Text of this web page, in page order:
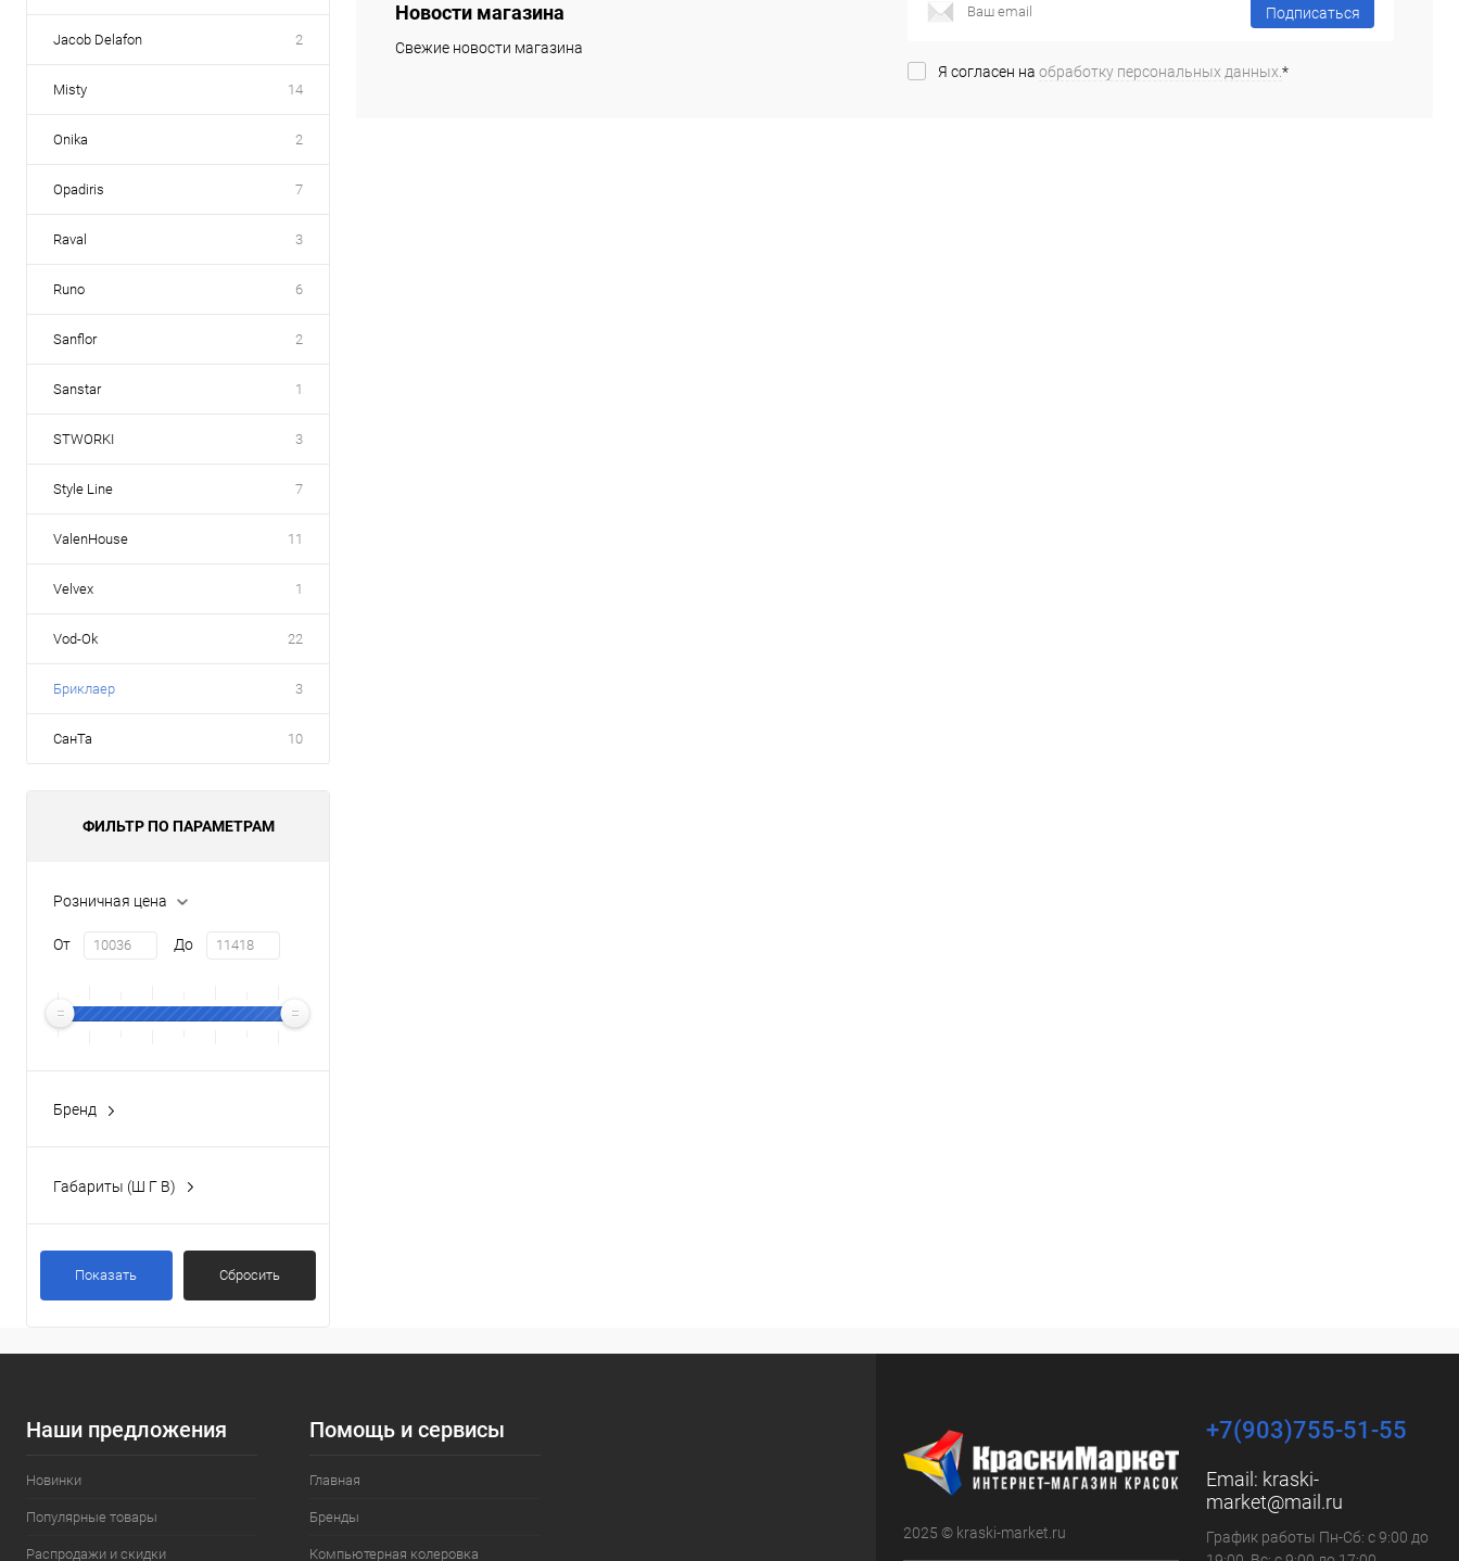
Jacob Delafon 2
Misty 14
Onika 2
Opadiris 7
Raval 3
Runo 6
Sanflor 2
Sanstar 1
STWORKI 3
Style Line 7
ValenHouse 11
Velvex 1
Vod-Ok 22
Бриклаер 3
СанТа 10
ФИЛЬТР ПО ПАРАМЕТРАМ
Розничная цена
От До
Бренд
Габариты (Ш Г В)
Показать Сбросить
Купить в 1 клик
В избранное Под заказ
Новости магазина
Свежие новости магазина
Подписаться
Я согласен на обработку персональных данных. *
Наши предложения
Новинки
Популярные товары
Распродажи и скидки
Помощь и сервисы
Главная
Бренды
Компьютерная колеровка
2025 © kraski-market.ru
+7(903)755-51-55
Email: kraski-
market@mail.ru
График работы Пн-Сб: с 9:00 до